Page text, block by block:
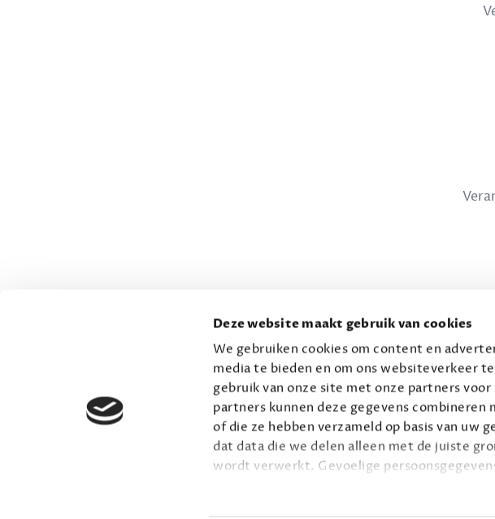
Deze website maakt gebruik van cookies
We gebruiken cookies om content en
media te bieden en om ons websiteverkeer
gebruik van onze site met onze partners
partners kunnen deze gegevens
of die ze hebben verzameld op basis van uw
dat data die we delen alleen met de juiste
wordt verwerkt. Gevoelige
©